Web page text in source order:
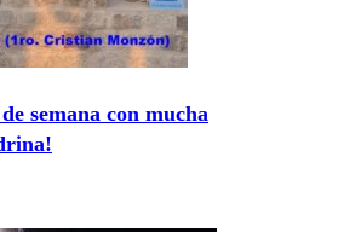
semana con mucha